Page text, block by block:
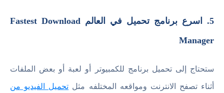
5. اسرع برنامج تحميل في العالم Fastest Download
Manager
ستحتاج إلى تحميل برنامج للكمبيوتر أو لعبة أو بعض الملفات
أثناء تصفح الانترنت ومواقعه المختلفه مثل تحميل الفيديو من